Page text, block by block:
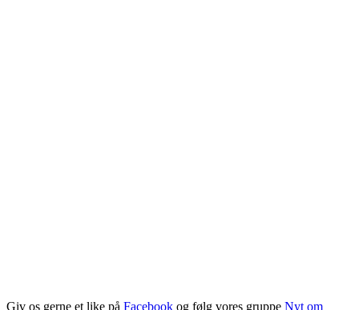
Giv os gerne et like på Facebook og følg vores gruppe Nyt om